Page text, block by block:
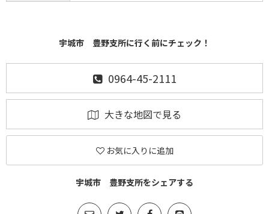
宇城市 豊野支所に行く前にチェック！
0964-45-2111
大きな地図で見る
お気に入りに追加
宇城市 豊野支所をシェアする